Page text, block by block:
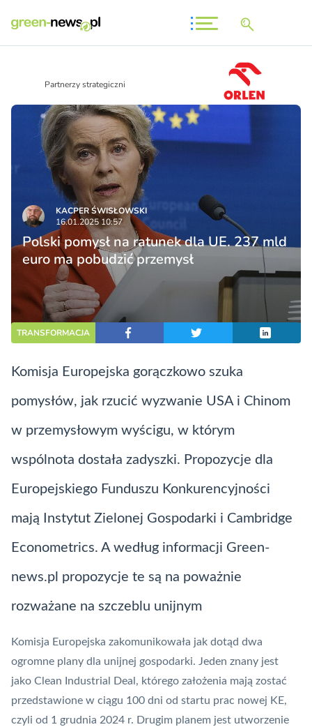
Partnerzy strategiczni
KACPER ŚWISŁO­WSKI
16.01.2025 10:57
Polski pomysł na ratunek dla UE. 237 mld
euro ma pobudzić przemysł
TRANSFORMACJA
Komisja Europejska gorączkowo szuka
pomysłów, jak rzucić wyzwanie USA i Chinom
w przemysłowym wyścigu, w którym
wspólnota dostała zadyszki. Propozycje dla
Europejskiego Funduszu Konkurencyjności
mają Instytut Zielonej Gospodarki i Cambridge
Econometrics. A według informacji Green-
news.pl propozycje te są na poważnie
rozważane na szczeblu unijnym
Komisja Europejska zakomunikowała jak dotąd dwa
ogromne plany dla unijnej gospodarki. Jeden znany jest
jako Clean Industrial Deal, którego założenia mają zostać
przedstawione w ciągu 100 dni od startu prac nowej KE,
czyli od 1 grudnia 2024 r. Drugim planem jest utworzenie